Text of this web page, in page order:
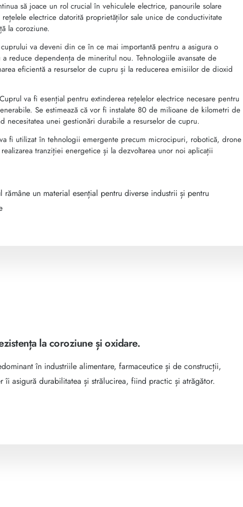
să joace un rol crucial în vehiculele electrice, panourile solare
electrice datorită proprietăților sale unice de conductivitate
la coroziune.
cuprului va deveni din ce în ce mai importantă pentru a asigura o
reduce dependența de mineritul nou. Tehnologiile avansate de
eficientă a resurselor de cupru și la reducerea emisiilor de dioxid
va fi esențial pentru extinderea rețelelor electrice necesare pentru
Se estimează că vor fi instalate 80 de milioane de kilometri de
unei gestionări durabile a resurselor de cupru.
fi utilizat în tehnologii emergente precum microcipuri, robotică, drone
tranziției energetice și la dezvoltarea unor noi aplicații
un material esențial pentru diverse industrii și pentru
la coroziune și oxidare.
în industriile alimentare, farmaceutice și de construcții,
asigură durabilitatea și strălucirea, fiind practic și atrăgător.